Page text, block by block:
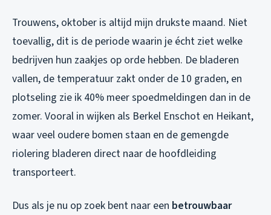
Trouwens, oktober is altijd mijn drukste maand. Niet
toevallig, dit is de periode waarin je écht ziet welke
bedrijven hun zaakjes op orde hebben. De bladeren
vallen, de temperatuur zakt onder de 10 graden, en
plotseling zie ik 40% meer spoedmeldingen dan in de
zomer. Vooral in wijken als Berkel Enschot en Heikant,
waar veel oudere bomen staan en de gemengde
riolering bladeren direct naar de hoofdleiding
transporteert.
Dus als je nu op zoek bent naar een betrouwbaar